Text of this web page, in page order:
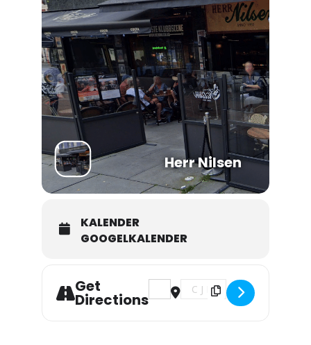
Herr Nilsen
KALENDER
GOOGELKALENDER
Get
Directions
Address - Kay Hartvigsen/Odd
Destination Address - Kay